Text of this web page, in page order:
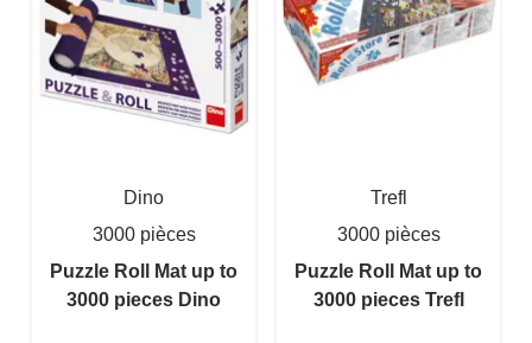
Dino
3000 pièces
Puzzle Roll Mat up to
3000 pieces Dino
Trefl
3000 pièces
Puzzle Roll Mat up to
3000 pieces Trefl